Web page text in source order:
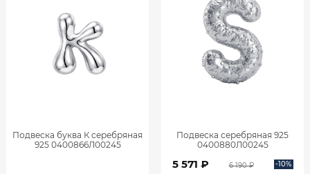
Подвеска буква К серебряная
925 0400866Л00245
Подвеска серебряная 925
0400880Л00245
5 571 ₽ 6 190 ₽ -10%